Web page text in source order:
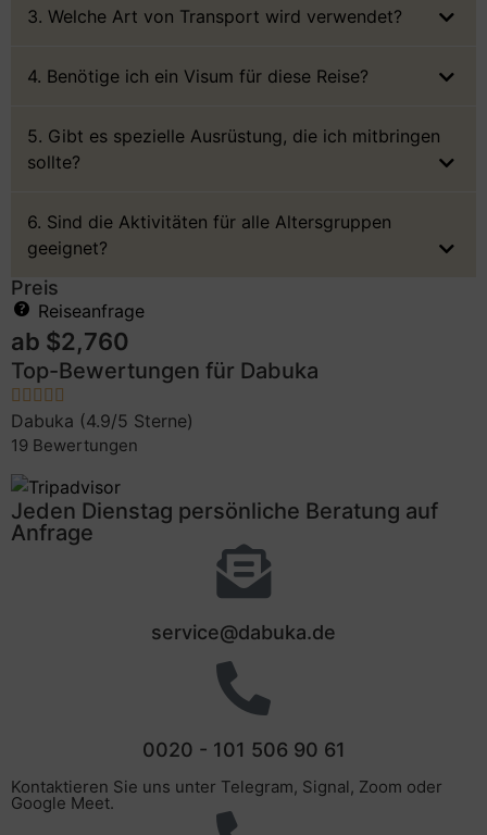
3. Welche Art von Transport wird verwendet?
4. Benötige ich ein Visum für diese Reise?
5. Gibt es spezielle Ausrüstung, die ich mitbringen
sollte?
6. Sind die Aktivitäten für alle Altersgruppen
geeignet?
Preis
Reiseanfrage
ab $2,760
Top-Bewertungen für Dabuka
Dabuka (4.9/5 Sterne)
19 Bewertungen
Jeden Dienstag persönliche Beratung auf
Anfrage
service@dabuka.de
0020 - 101 506 90 61
Kontaktieren Sie uns unter Telegram, Signal, Zoom oder
Google Meet.